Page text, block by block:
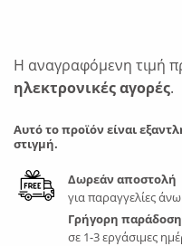
Η αναγραφόμενη τιμή
ηλεκτρονικές αγορές.
Αυτό το προϊόν είναι
στιγμή.
Δωρεάν αποστολή
για παραγγελίες
Γρήγορη παράδοση
σε 1-3 εργάσιμες